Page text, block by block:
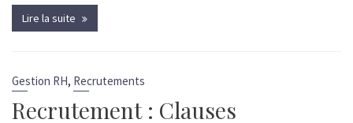
Lire la suite
Gestion RH, Recrutements
Recrutement : Clauses